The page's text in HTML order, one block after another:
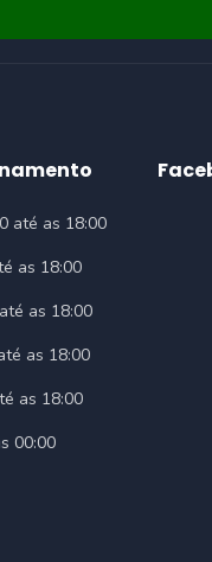
até as 18:00
as 18:00
as 18:00
as 18:00
as 18:00
00:00